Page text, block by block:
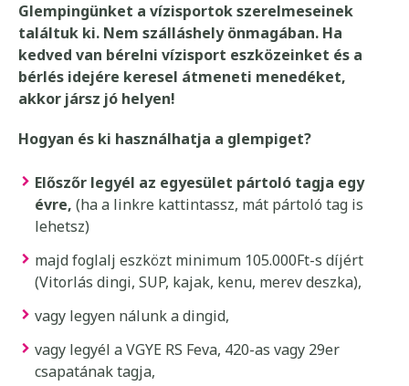
Glempingünket a vízisportok szerelmeseinek
találtuk ki. Nem szálláshely önmagában. Ha
kedved van bérelni vízisport eszközeinket és a
bérlés idejére keresel átmeneti menedéket,
akkor jársz jó helyen!
Hogyan és ki használhatja a glempiget?
Előszőr legyél az egyesület pártoló tagja egy
évre, (ha a linkre kattintassz, mát pártoló tag is
lehetsz)
majd foglalj eszközt minimum 105.000Ft-s díjért
(Vitorlás dingi, SUP, kajak, kenu, merev deszka),
vagy legyen nálunk a dingid,
vagy legyél a VGYE RS Feva, 420-as vagy 29er
csapatának tagja,